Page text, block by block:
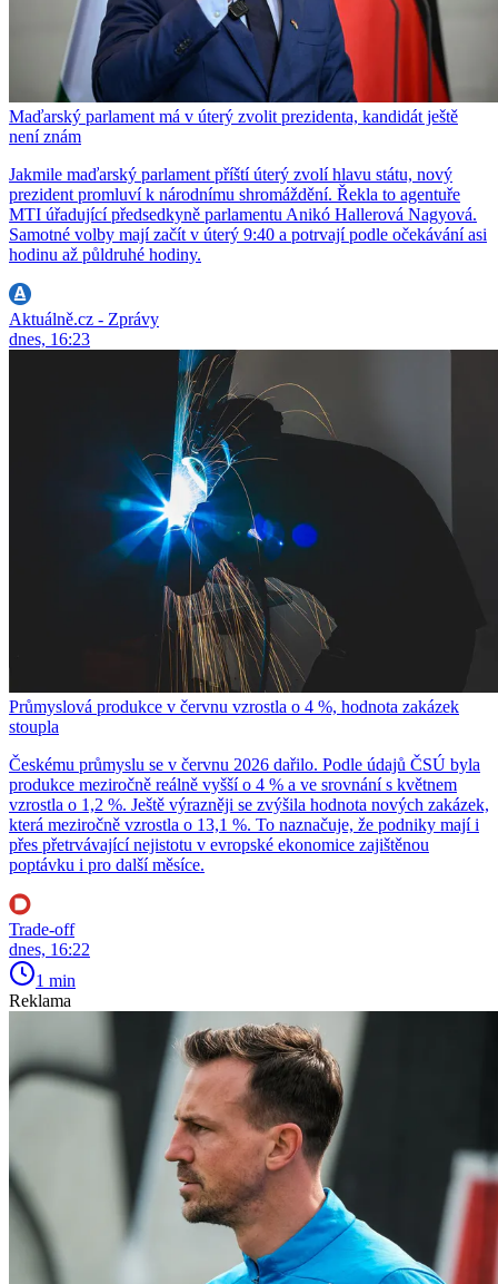
Maďarský parlament má v úterý zvolit prezidenta, kandidát ještě
není znám
Jakmile maďarský parlament příští úterý zvolí hlavu státu, nový
prezident promluví k národnímu shromáždění. Řekla to agentuře
MTI úřadující předsedkyně parlamentu Anikó Hallerová Nagyová.
Samotné volby mají začít v úterý 9:40 a potrvají podle očekávání asi
hodinu až půldruhé hodiny.
Aktuálně.cz - Zprávy
dnes, 16:23
Průmyslová produkce v červnu vzrostla o 4 %, hodnota zakázek
stoupla
Českému průmyslu se v červnu 2026 dařilo. Podle údajů ČSÚ byla
produkce meziročně reálně vyšší o 4 % a ve srovnání s květnem
vzrostla o 1,2 %. Ještě výrazněji se zvýšila hodnota nových zakázek,
která meziročně vzrostla o 13,1 %. To naznačuje, že podniky mají i
přes přetrvávající nejistotu v evropské ekonomice zajištěnou
poptávku i pro další měsíce.
Trade-off
dnes, 16:22
1 min
Reklama